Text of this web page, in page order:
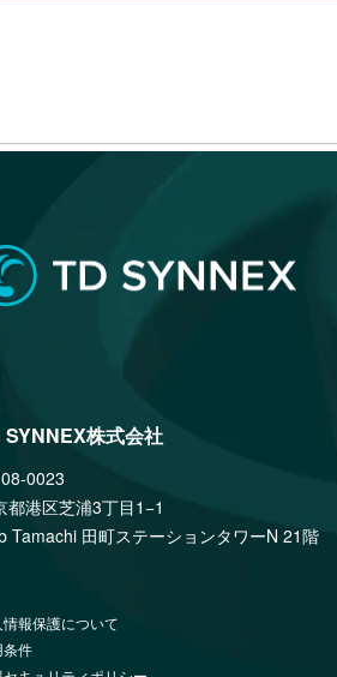
SYNNEX株式会社
0023
都港区芝浦3丁目1−1
Tamachi 田町ステーションタワーN 21階
情報保護について
条件